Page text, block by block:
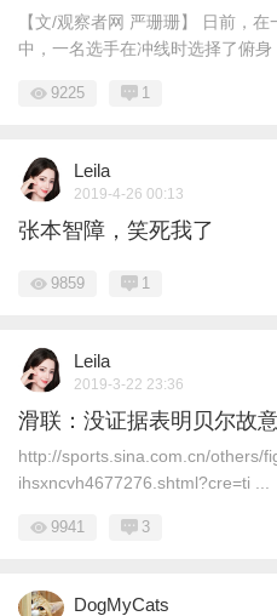
【文/观察者网 严珊珊】 日前，
中，一名选手在冲线时选择了俯身
9225 1
Leila
2019-4-26 00:13
张本智障，笑死我了
9859 1
Leila
2019-3-22 23:36
滑联：没证据表明贝尔故
http://sports.sina.com.cn/others/
ihsxncvh4677276.shtml?cre=ti ...
9941 3
DogMyCats